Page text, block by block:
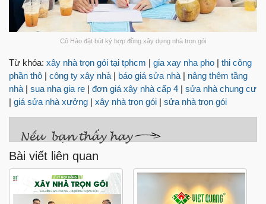
Cô Hảo đặt bút ký hợp đồng xây dựng nhà trọn gói
Từ khóa: xây nhà trọn gói tại tphcm | gia xay nha pho | thi công
phần thô | công ty xây nhà | báo giá sửa nhà | nâng thêm tầng
nhà | sua nha gia re | đơn giá xây nhà cấp 4 | sửa nhà chung cư
| giá sửa nhà xưởng | xây nhà trọn gói | sửa nhà trọn gói
Bài viết liên quan